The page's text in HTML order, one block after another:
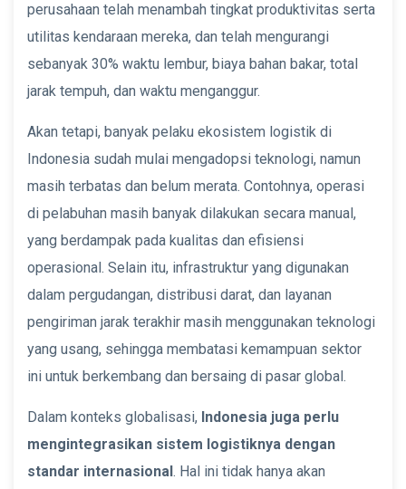
perusahaan telah menambah tingkat produktivitas serta
utilitas kendaraan mereka, dan telah mengurangi
sebanyak 30% waktu lembur, biaya bahan bakar, total
jarak tempuh, dan waktu menganggur.
Akan tetapi, banyak pelaku ekosistem logistik di
Indonesia sudah mulai mengadopsi teknologi, namun
masih terbatas dan belum merata. Contohnya, operasi
di pelabuhan masih banyak dilakukan secara manual,
yang berdampak pada kualitas dan efisiensi
operasional. Selain itu, infrastruktur yang digunakan
dalam pergudangan, distribusi darat, dan layanan
pengiriman jarak terakhir masih menggunakan teknologi
yang usang, sehingga membatasi kemampuan sektor
ini untuk berkembang dan bersaing di pasar global.
Dalam konteks globalisasi, Indonesia juga perlu
mengintegrasikan sistem logistiknya dengan
standar internasional . Hal ini tidak hanya akan